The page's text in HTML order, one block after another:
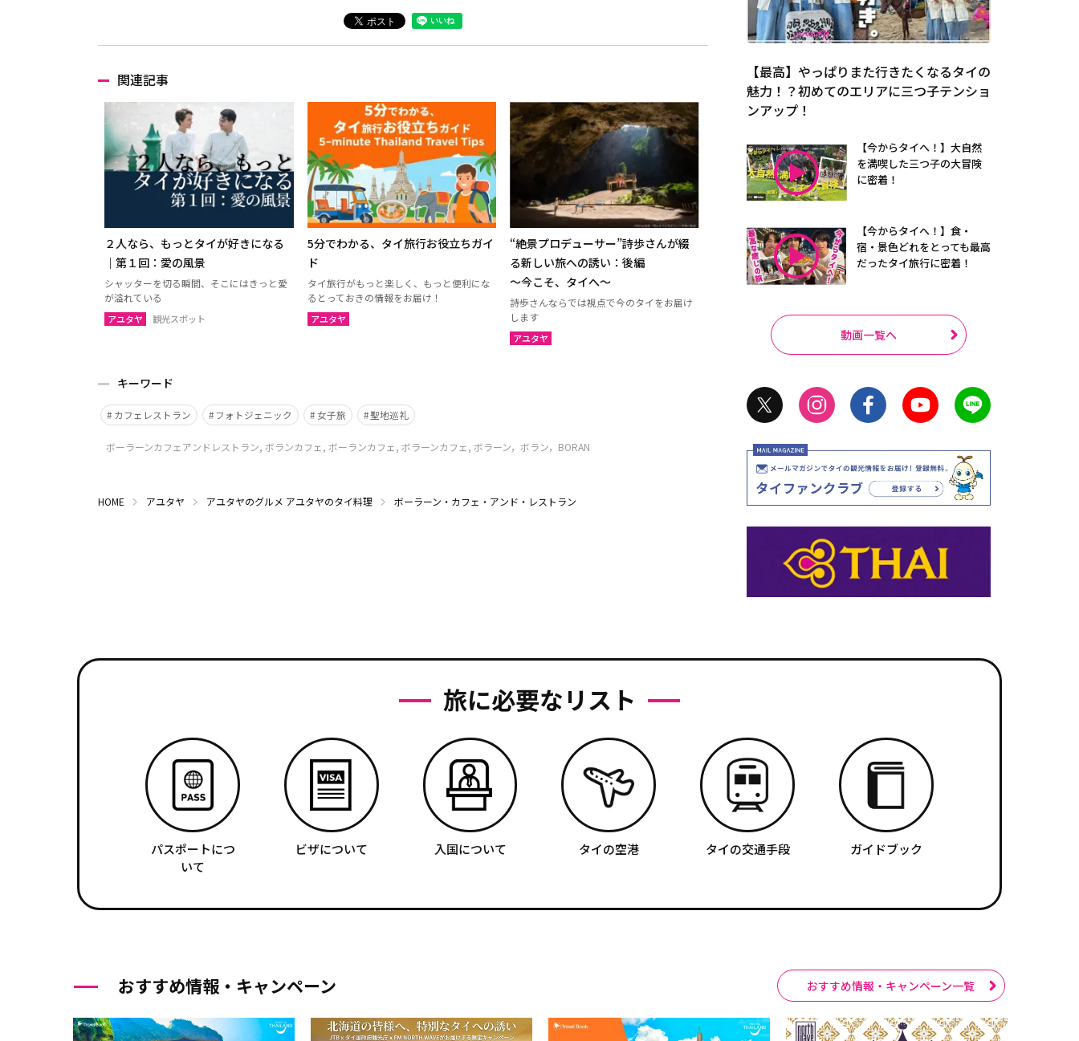
関連記事
２人なら、もっとタイが好きになる
｜第１回：愛の風景
シャッターを切る瞬間、そこにはきっと愛
が溢れている
アユタヤ 観光スポット
5分でわかる、タイ旅行お役立ちガイ
ド
タイ旅行がもっと楽しく、もっと便利にな
るとっておきの情報をお届け！
アユタヤ
“絶景プロデューサー”詩歩さんが綴
る新しい旅への誘い：後編
～今こそ、タイへ～
詩歩さんならでは視点で今のタイをお届け
します
アユタヤ
キーワード
カフェレストラン フォトジェニック 女子旅 聖地巡礼
ボーラーンカフェアンドレストラン, ボランカフェ, ボーランカフェ, ボラーンカフェ, ボラーン，ボラン，BORAN
HOME アユタヤ アユタヤのグルメ アユタヤのタイ料理 ボーラーン・カフェ・アンド・レストラン
【最高】やっぱりまた行きたくなるタイの
魅力！？初めてのエリアに三つ子テンショ
ンアップ！
【今からタイへ！】大自然
を満喫した三つ子の大冒険
に密着！
【今からタイへ！】食・
宿・景色どれをとっても最高
だったタイ旅行に密着！
動画一覧へ
旅に必要なリスト
パスポートにつ
いて
ビザについて 入国について タイの空港 タイの交通手段 ガイドブック
おすすめ情報・キャンペーン おすすめ情報・キャンペーン一覧